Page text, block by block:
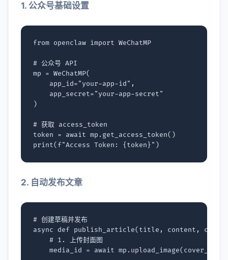
1. 公众号基础设置
from openclaw import WeChatMP
# 公众号 API
mp
= WeChatMP(
app_id="your-app-id" ,
app_secret="your-app-secret"
)
# 获取 access_token
token
= await mp . get_access_token()
print( f"Access Token: { token }" )
2. 自动发布文章
# 创建草稿并发布
async
def publish_article( title , content ,
# 1. 上传封面图
media_id
= await mp . upload_image( cover_image